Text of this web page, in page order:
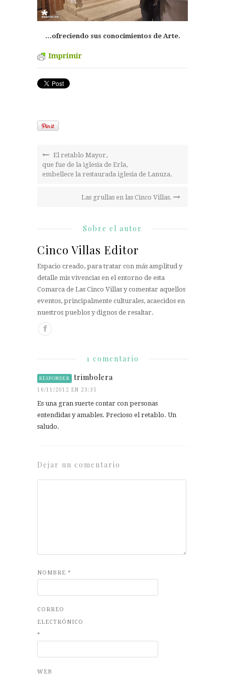
…ofreciendo sus conocimientos de Arte.
Imprimir
El retablo Mayor,
que fue de la iglesia de Erla,
embellece la restaurada iglesia de Lanuza.
Las grullas en las Cinco Villas.
Sobre el autor
Cinco Villas Editor
Espacio creado, para tratar con más amplitud y
detalle mis vivencias en el entorno de esta
Comarca de Las Cinco Villas y comentar aquellos
eventos, principalmente culturales, acaecidos en
nuestros pueblos y dignos de resaltar.
1 comentario
RESPONDER trimbolera
16/11/2012 EN 23:35
Es una gran suerte contar con personas
entendidas y amables. Precioso el retablo. Un
saludo.
Dejar un comentario
NOMBRE *
CORREO
ELECTRÓNICO
*
WEB